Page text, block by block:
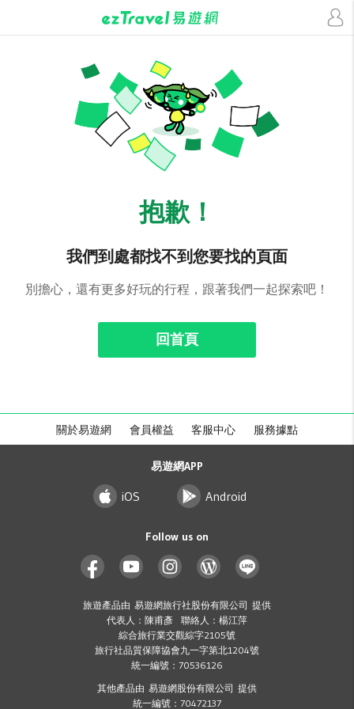
抱歉！
我們到處都找不到您要找的頁面
別擔心，還有更多好玩的行程，跟著我們一起探索吧！
回首頁
關於易遊網 會員權益 客服中心 服務據點
易遊網APP
iOS Android
Follow us on
旅遊產品由 易遊網旅行社股份有限公司 提供
代表人：陳甫彥 聯絡人：楊江萍
綜合旅行業交觀綜字2105號
旅行社品質保障協會九一字第北1204號
統一編號：70536126
其他產品由 易遊網股份有限公司 提供
統一編號：70472137